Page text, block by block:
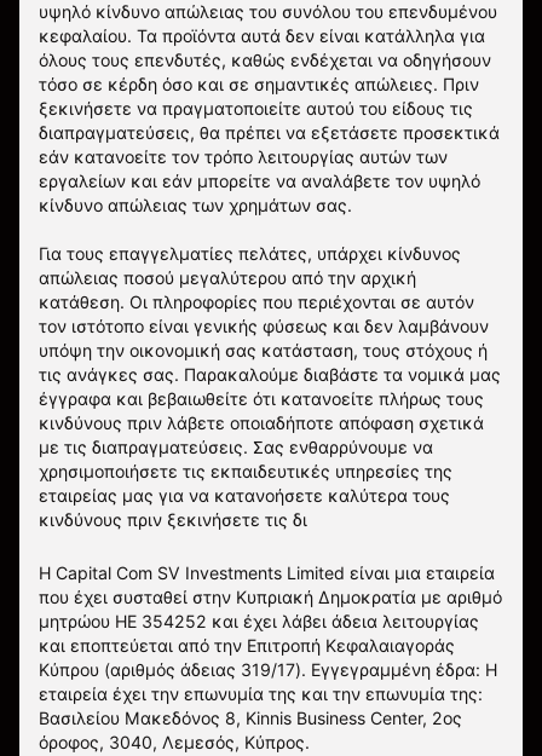
υψηλό κίνδυνο απώλειας του συνόλου του επενδυμένου
κεφαλαίου. Τα προϊόντα αυτά δεν είναι κατάλληλα για
όλους τους επενδυτές, καθώς ενδέχεται να οδηγήσουν
τόσο σε κέρδη όσο και σε σημαντικές απώλειες. Πριν
ξεκινήσετε να πραγματοποιείτε αυτού του είδους τις
διαπραγματεύσεις, θα πρέπει να εξετάσετε προσεκτικά
εάν κατανοείτε τον τρόπο λειτουργίας αυτών των
εργαλείων και εάν μπορείτε να αναλάβετε τον υψηλό
κίνδυνο απώλειας των χρημάτων σας.
Για τους επαγγελματίες πελάτες, υπάρχει κίνδυνος
απώλειας ποσού μεγαλύτερου από την αρχική
κατάθεση. Οι πληροφορίες που περιέχονται σε αυτόν
τον ιστότοπο είναι γενικής φύσεως και δεν λαμβάνουν
υπόψη την οικονομική σας κατάσταση, τους στόχους ή
τις ανάγκες σας. Παρακαλούμε διαβάστε τα νομικά μας
έγγραφα και βεβαιωθείτε ότι κατανοείτε πλήρως τους
κινδύνους πριν λάβετε οποιαδήποτε απόφαση σχετικά
με τις διαπραγματεύσεις. Σας ενθαρρύνουμε να
χρησιμοποιήσετε τις εκπαιδευτικές υπηρεσίες της
εταιρείας μας για να κατανοήσετε καλύτερα τους
κινδύνους πριν ξεκινήσετε τις δι
Η Capital Com SV Investments Limited είναι μια εταιρεία
που έχει συσταθεί στην Κυπριακή Δημοκρατία με αριθμό
μητρώου HE 354252 και έχει λάβει άδεια λειτουργίας
και εποπτεύεται από την Επιτροπή Κεφαλαιαγοράς
Κύπρου (αριθμός άδειας 319/17). Εγγεγραμμένη έδρα: Η
εταιρεία έχει την επωνυμία της και την επωνυμία της:
Βασιλείου Μακεδόνος 8, Kinnis Business Center, 2ος
όροφος, 3040, Λεμεσός, Κύπρος.